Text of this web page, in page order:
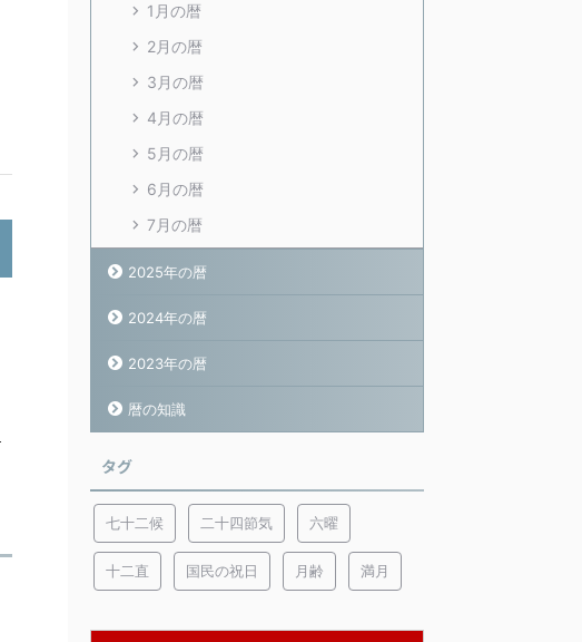
1月の暦
2月の暦
3月の暦
4月の暦
5月の暦
6月の暦
7月の暦
2025年の暦
2024年の暦
2023年の暦
暦の知識
タグ
七十二候 二十四節気 六曜
十二直 国民の祝日 月齢 満月